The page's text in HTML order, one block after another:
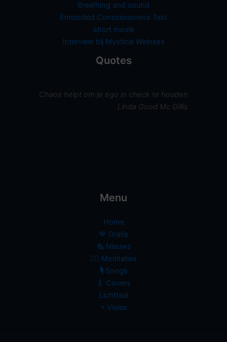
Breathing and sound
Embodied Consciousness Test
short movie
Interview bij Mystical Welness
Quotes
Chaos helpt om je ego in check te houden
Linda Good Mc Gillis
Menu
Home
🌹 Gratis
🗞️ Nieuws
🧘‍♀️ Meditaties
🎙 Songs
🎸 Covers
Lichttaal
⚡️ Visies